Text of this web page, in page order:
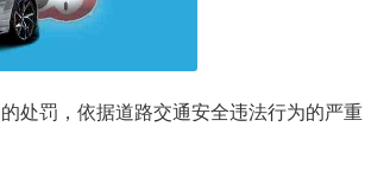
处罚，依据道路交通安全违法行为的严重